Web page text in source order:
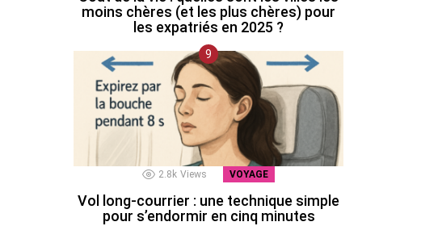
moins chères (et les plus chères) pour
les expatriés en 2025 ?
2.8k Views VOYAGE
Vol long-courrier : une technique simple
pour s’endormir en cinq minutes